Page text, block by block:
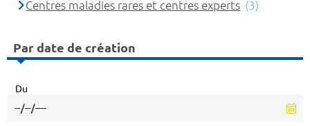
Centres maladies rares et centres experts (3)
Par date de création
Du